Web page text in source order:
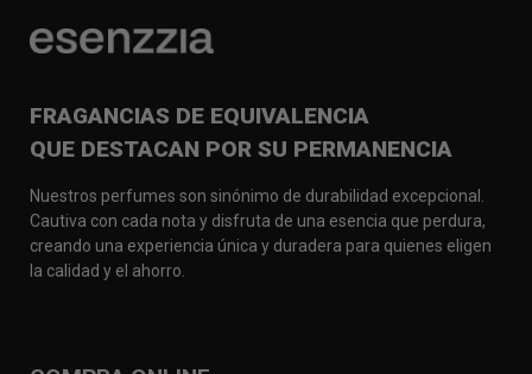
FRAGANCIAS DE EQUIVALENCIA
QUE DESTACAN POR SU PERMANENCIA
Nuestros perfumes son sinónimo de durabilidad excepcional.
Cautiva con cada nota y disfruta de una esencia que perdura,
creando una experiencia única y duradera para quienes eligen
la calidad y el ahorro.